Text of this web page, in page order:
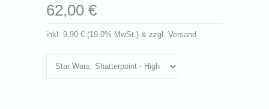
62,00 €
inkl.9,90 € (19.0% MwSt.) & zzgl. Versand